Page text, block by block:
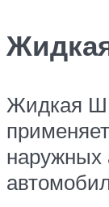
Жидкая
наружных